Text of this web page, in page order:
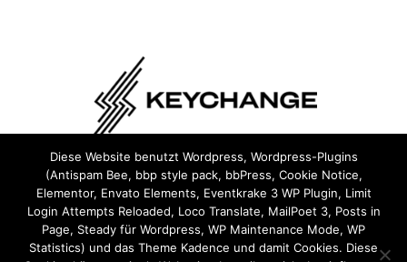
Wir sind Teil vonKeychange und haben einePledge
unterzeichnet.
Diese Website benutzt Wordpress, Wordpress-Plugins
(Antispam Bee, bbp style pack, bbPress, Cookie Notice,
Elementor, Envato Elements, Eventkrake 3 WP Plugin, Limit
Login Attempts Reloaded, Loco Translate, MailPoet 3, Posts in
Page, Steady für Wordpress, WP Maintenance Mode, WP
Statistics) und das Theme Kadence und damit Cookies. Diese